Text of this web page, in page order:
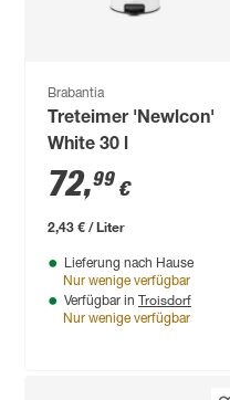
Brabantia
Treteimer 'Newlcon'
White 30 l
72,99 €
2,43 € / Liter
Lieferung nach Hause
Nur wenige verfügbar
Verfügbar in Troisdorf
Nur wenige verfügbar